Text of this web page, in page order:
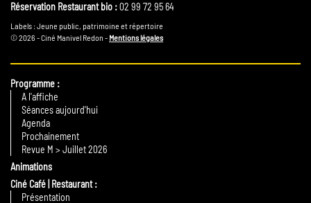
Réservation Restaurant bio :02 99 72 95 64
Labels : Jeune public, patrimoine et répertoire
© 2026 - Ciné Manivel Redon - Mentions légales
Programme
A l'affiche
Séances aujourd'hui
Agenda
Prochainement
Revue M > Juillet 2026
Animations
Ciné Café | Restaurant
Présentation